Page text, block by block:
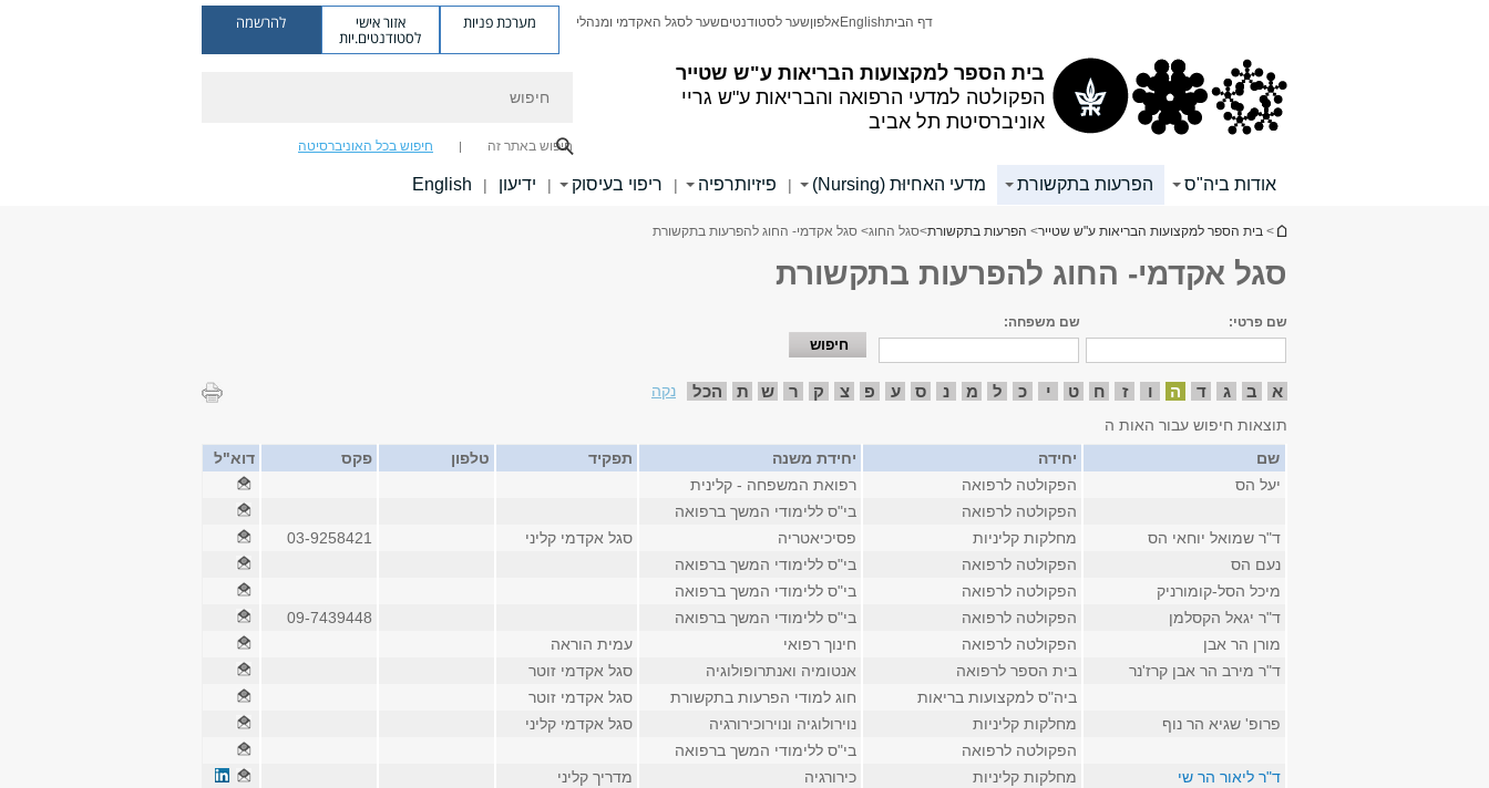
בית הספר למקצועות הבריאות ע"ש שטייר
הפקולטה למדעי הרפואה והבריאות ע"ש גריי
אוניברסיטת תל אביב
דף הביתEnglish אלפוןשער לסטודנטיםשער לסגל האקדמי ומנהלי מערכת פניות אזור אישי
לסטודנטים.יות
להרשמה
חיפוש באתר זה חיפוש בכל האוניברסיטה
אודות ביה"ס הפרעות בתקשורת מדעי האחיוּת (Nursing) | פיזיותרפיה | ריפוי בעיסוק | ידיעון |
English
הינך נמצא כאן
> בית הספר למקצועות הבריאות ע"ש שטייר> הפרעות בתקשורת>סגל החוג> סגל אקדמי- החוג להפרעות בתקשורת
סגל אקדמי- החוג להפרעות בתקשורת
שם פרטי: שם משפחה:
א ב ג ד ה ו ז ח ט י כ ל מ נ ס ע פ צ ק ר ש ת הכל
נקה
תוצאות חיפוש עבור האות ה
שם
יחידה יחידת משנה תפקיד טלפון פקס
דוא"ל
יעל הס
הפקולטה לרפואה
רפואת המשפחה - קלינית
הפקולטה לרפואה
בי"ס ללימודי המשך ברפואה
ד"ר שמואל יוחאי הס
מחלקות קליניות פסיכיאטריה סגל אקדמי קליני
03-9258421
נעם הס
הפקולטה לרפואה
בי"ס ללימודי המשך ברפואה
מיכל הסל-קומורניק
הפקולטה לרפואה
בי"ס ללימודי המשך ברפואה
ד"ר יגאל הקסלמן
הפקולטה לרפואה בי"ס ללימודי המשך ברפואה
09-7439448
מורן הר אבן
הפקולטה לרפואה חינוך רפואי
עמית הוראה
ד"ר מירב הר אבן קרז'נר
בית הספר לרפואה אנטומיה ואנתרופולוגיה
סגל אקדמי זוטר
ביה"ס למקצועות בריאות
חוג למודי הפרעות בתקשורת
סגל אקדמי זוטר
פרופ' שגיא הר נוף
מחלקות קליניות נוירולוגיה ונוירוכירורגיה
סגל אקדמי קליני
הפקולטה לרפואה
בי"ס ללימודי המשך ברפואה
ד"ר ליאור הר שי
מחלקות קליניות כירורגיה
מדריך קליני